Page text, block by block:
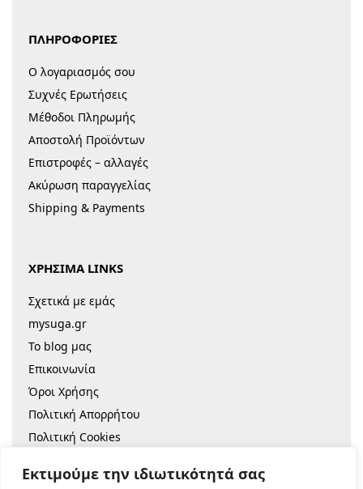
Εκτιμούμε την ιδιωτικότητά σας
ΠΛΗΡΟΦΟΡΙΕΣ
Ο λογαριασμός σου
Συχνές Ερωτήσεις
Μέθοδοι Πληρωμής
Αποστολή Προϊόντων
Επιστροφές – αλλαγές
Ακύρωση παραγγελίας
Shipping & Payments
ΧΡΗΣΙΜΑ LINKS
Σχετικά με εμάς
mysuga.gr
Το blog μας
Επικοινωνία
Όροι Χρήσης
Πολιτική Απορρήτου
Πολιτική Cookies